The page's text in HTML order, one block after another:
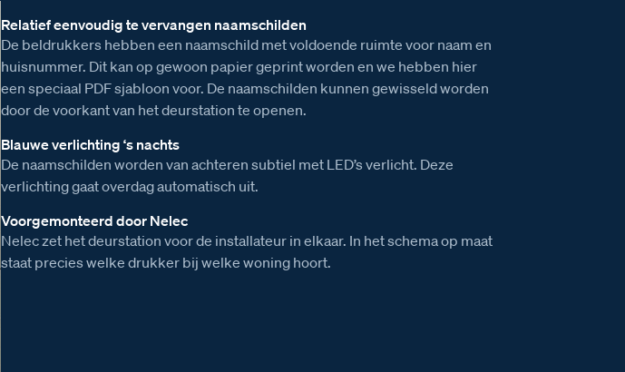
Relatief eenvoudig te vervangen naamschilden
De beldrukkers hebben een naamschild met voldoende ruimte voor naam en
huisnummer. Dit kan op gewoon papier geprint worden en we hebben hier
een speciaal PDF sjabloon voor. De naamschilden kunnen gewisseld worden
door de voorkant van het deurstation te openen.
Blauwe verlichting ‘s nachts
De naamschilden worden van achteren subtiel met LED’s verlicht. Deze
verlichting gaat overdag automatisch uit.
Voorgemonteerd door Nelec
Nelec zet het deurstation voor de installateur in elkaar. In het schema op maat
staat precies welke drukker bij welke woning hoort.